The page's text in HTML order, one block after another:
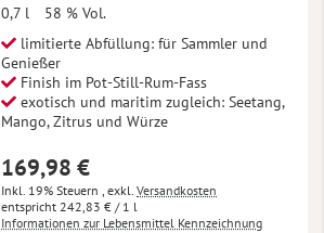
0,7 l
58 % Vol.
limitierte Abfüllung: für Sammler und
Genießer
Finish im Pot-Still-Rum-Fass
exotisch und maritim zugleich: Seetang,
Mango, Zitrus und Würze
169,98 €
Inkl. 19% Steuern , exkl. Versandkosten
242,83 € / 1 l
Informationen zur Lebensmittel Kennzeichnung